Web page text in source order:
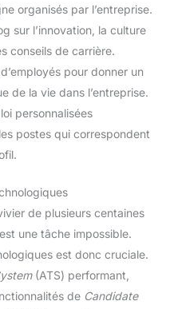
organisés par l’entreprise.
sur l’innovation, la culture
conseils de carrière.
pour donner un
de la vie dans l’entreprise.
personnalisées
postes qui correspondent
de plusieurs centaines
une tâche impossible.
est donc cruciale.
(ATS) performant,
de Candidate